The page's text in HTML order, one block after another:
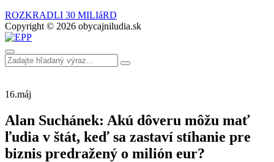
ROZKRADLI 30 MILIáRD
Copyright © 2026 obycajniludia.sk
16.máj
Alan Suchánek: Akú dôveru môžu mať
ľudia v štát, keď sa zastaví stíhanie pre
biznis predražený o milión eur?